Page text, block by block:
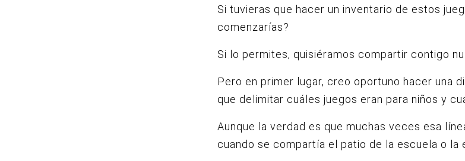
Si tuvieras que hacer un inventario de estos
comenzarías?
Si lo permites, quisiéramos compartir contigo
Pero en primer lugar, creo oportuno hacer una
que delimitar cuáles juegos eran para niños y
Aunque la verdad es que muchas veces esa
cuando se compartía el patio de la escuela o la